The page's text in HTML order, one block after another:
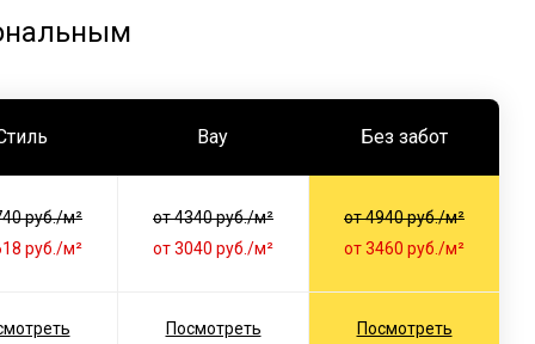
Вау Без забот
руб./м²
руб./м²
от 4340 руб./м²
от 3040 руб./м²
от 4940 руб./м²
от 3460 руб./м²
Посмотреть Посмотреть